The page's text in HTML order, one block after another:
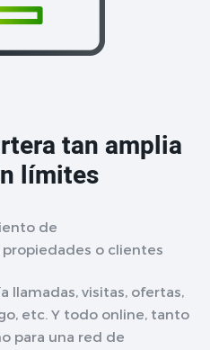
tan amplia
límites
de
o clientes
llamadas, visitas, ofertas,
etc. Y todo online, tanto
para una red de